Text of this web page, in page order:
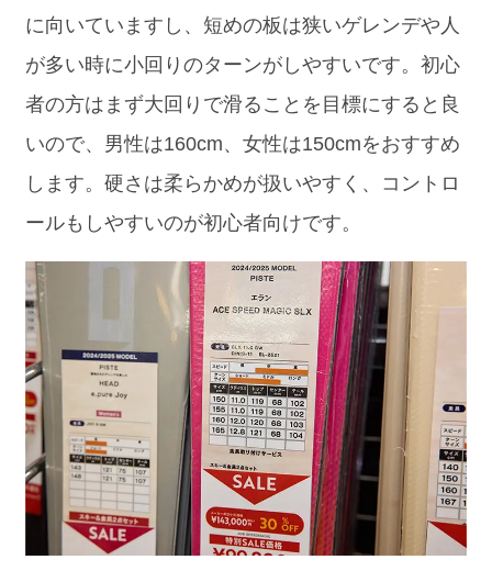
に向いていますし、短めの板は狭いゲレンデや人
が多い時に小回りのターンがしやすいです。初心
者の方はまず大回りで滑ることを目標にすると良
いので、男性は160cm、女性は150cmをおすすめ
します。硬さは柔らかめが扱いやすく、コントロ
ールもしやすいのが初心者向けです。